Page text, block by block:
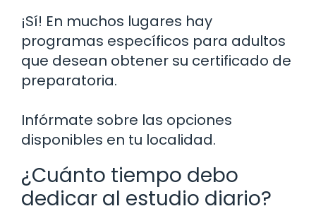
¡Sí! En muchos lugares hay
programas específicos para adultos
que desean obtener su certificado de
preparatoria.
Infórmate sobre las opciones
disponibles en tu localidad.
¿Cuánto tiempo debo
dedicar al estudio diario?